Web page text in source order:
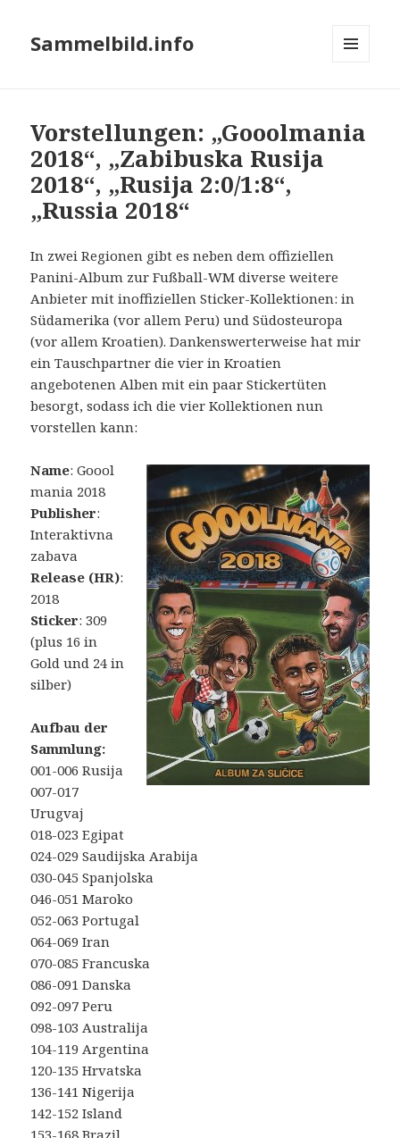
Sammelbild.info
Vorstellungen: „Gooolmania
2018“, „Zabibuska Rusija
2018“, „Rusija 2:0/1:8“,
„Russia 2018“
In zwei Regionen gibt es neben dem offiziellen
Panini-Album zur Fußball-WM diverse weitere
Anbieter mit inoffiziellen Sticker-Kollektionen: in
Südamerika (vor allem Peru) und Südosteuropa
(vor allem Kroatien). Dankenswerterweise hat mir
ein Tauschpartner die vier in Kroatien
angebotenen Alben mit ein paar Stickertüten
besorgt, sodass ich die vier Kollektionen nun
vorstellen kann:
Name: Goool
mania 2018
Publisher:
Interaktivna
zabava
Release (HR):
2018
Sticker: 309
(plus 16 in
Gold und 24 in
silber)
Aufbau der
Sammlung:
001-006 Rusija
007-017
Urugvaj
018-023 Egipat
024-029 Saudijska Arabija
030-045 Spanjolska
046-051 Maroko
052-063 Portugal
064-069 Iran
070-085 Francuska
086-091 Danska
092-097 Peru
098-103 Australija
104-119 Argentina
120-135 Hrvatska
136-141 Nigerija
142-152 Island